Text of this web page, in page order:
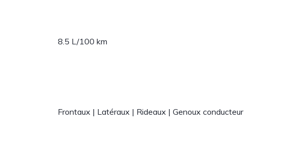
8.5 L/100 km
Frontaux | Latéraux | Rideaux | Genoux conducteur